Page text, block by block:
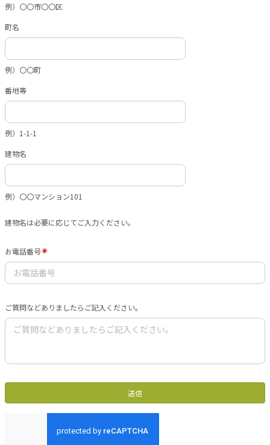
例）〇〇市〇〇区
町名
例）〇〇町
番地等
例）1-1-1
建物名
例）〇〇マンション101
建物名は必要に応じてご入力ください。
お電話番号
ご質問などありましたらご記入ください。
送信